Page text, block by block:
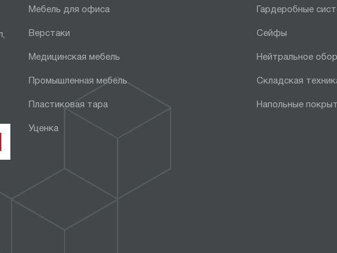
Мебель для офиса Гардеробные
Верстаки Сейфы
Медицинская мебель Нейтральное
Промышленная мебель Складская
Пластиковая тара Напольные
Уценка